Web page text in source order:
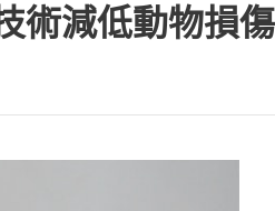
減低動物損